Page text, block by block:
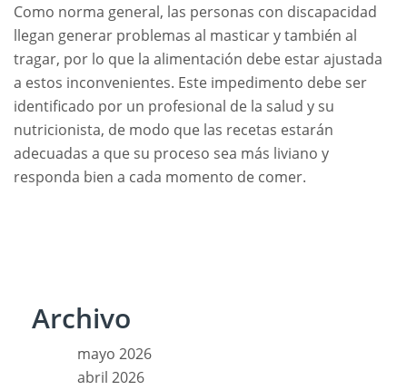
Como norma general, las personas con discapacidad
llegan generar problemas al masticar y también al
tragar, por lo que la alimentación debe estar ajustada
a estos inconvenientes. Este impedimento debe ser
identificado por un profesional de la salud y su
nutricionista, de modo que las recetas estarán
adecuadas a que su proceso sea más liviano y
responda bien a cada momento de comer.
Archivo
mayo 2026
abril 2026